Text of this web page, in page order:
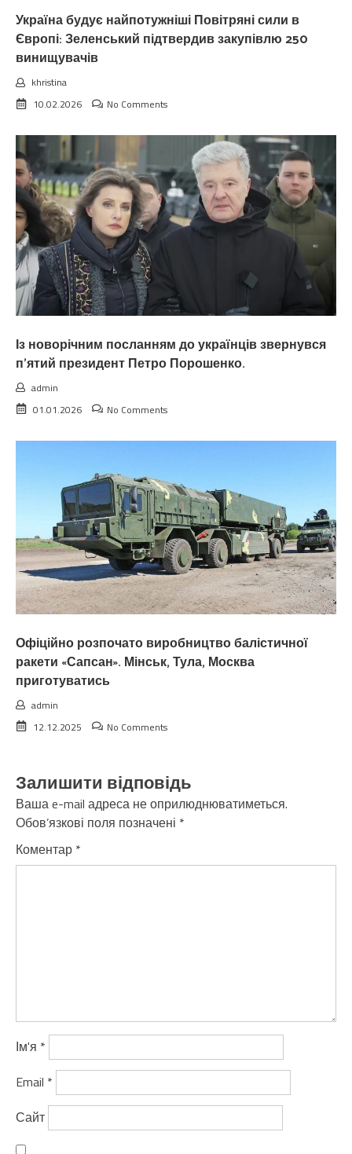
Україна будує найпотужніші Повітряні сили в
Європі: Зеленський підтвердив закупівлю 250
винищувачів
khristina
10.02.2026
No Comments
Із новорічним посланням до українців звернувся
п’ятий президент Петро Порошенко.
admin
01.01.2026
No Comments
Офіційно розпочато виробництво балістичної
ракети «Сапсан». Мінськ, Тула, Москва
приготуватись
admin
12.12.2025
No Comments
Залишити відповідь
Ваша e-mail адреса не оприлюднюватиметься.
Обов’язкові поля позначені *
Коментар *
Ім'я *
Email *
Сайт